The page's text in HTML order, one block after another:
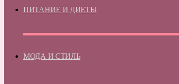
ПИТАНИЕ И ДИЕТЫ
МОДА И СТИЛЬ